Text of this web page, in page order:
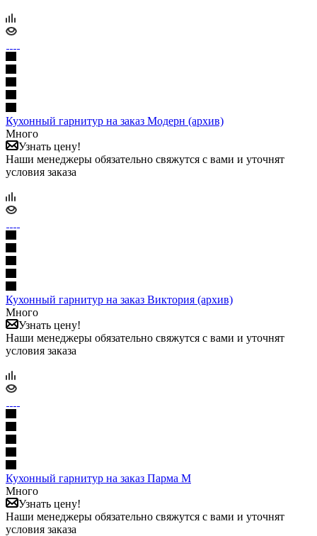
Кухонный гарнитур на заказ Модерн (архив)
Много
Узнать цену!
Наши менеджеры обязательно свяжутся с вами и уточнят
условия заказа
Кухонный гарнитур на заказ Виктория (архив)
Много
Узнать цену!
Наши менеджеры обязательно свяжутся с вами и уточнят
условия заказа
Кухонный гарнитур на заказ Парма М
Много
Узнать цену!
Наши менеджеры обязательно свяжутся с вами и уточнят
условия заказа